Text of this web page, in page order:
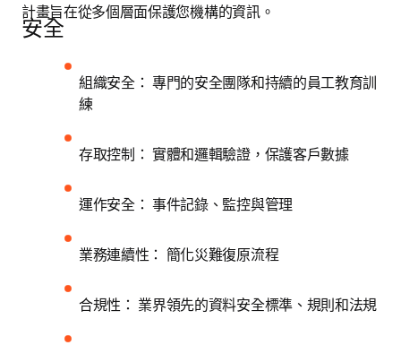
計畫旨在從多個層面保護您機構的資訊。
安全
組織安全： 專門的安全團隊和持續的員工教育訓
練
存取控制： 實體和邏輯驗證，保護客戶數據
運作安全： 事件記錄、監控與管理
業務連續性： 簡化災難復原流程
合規性： 業界領先的資料安全標準、規則和法規